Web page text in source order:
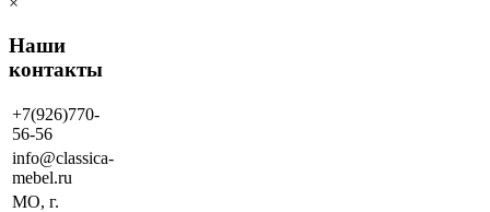
Наши
контакты
+7(926)770-
56-56
info@classica-
mebel.ru
МО, г.